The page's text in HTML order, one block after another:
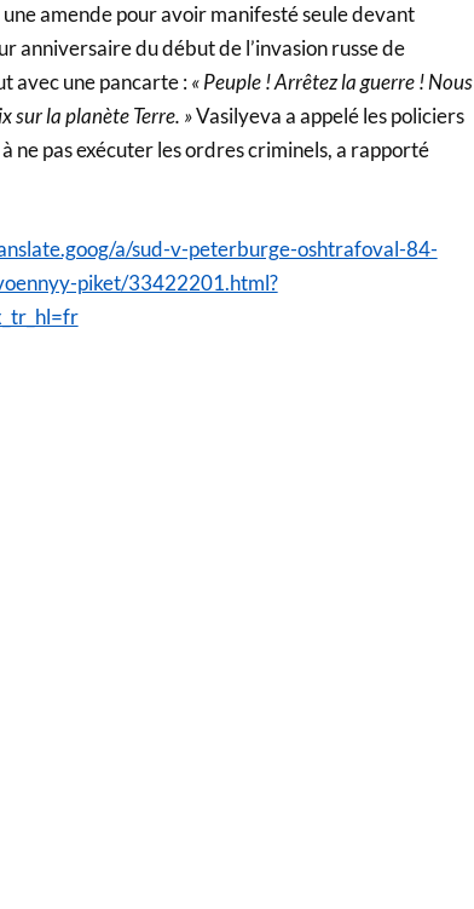
amende pour avoir manifesté seule devant
anniversaire du début de l’invasion russe de
avec une pancarte :« Peuple ! Arrêtez la guerre ! Nous
sur la planète Terre. »Vasilyeva a appelé les policiers
ne pas exécuter les ordres criminels, a rapporté
a/sud-v-peterburge-oshtrafoval-84-
piket/33422201.html?